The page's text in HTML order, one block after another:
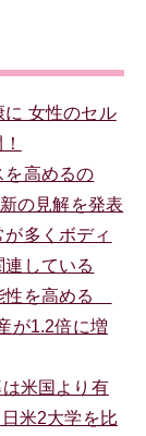
に 女性のセル
を高めるの
の見解を発表
多くボディ
している
性を高める
が1.2倍に増
米国より有
米2大学を比